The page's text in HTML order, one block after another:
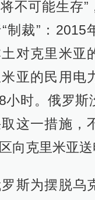
不可能生存”
制裁”：2015
对克里米亚
亚的民用电
小时。俄罗斯
这一措施，
向克里米亚送
斯为摆脱乌